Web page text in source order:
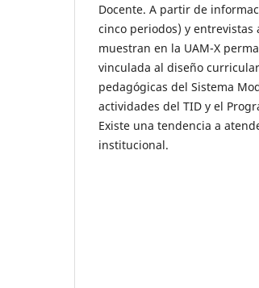
Docente. A partir de
cinco periodos) y entrevistas
muestran en la UAM-X
vinculada al diseño
pedagógicas del Sistema
actividades del TID y el
Existe una tendencia a
institucional.